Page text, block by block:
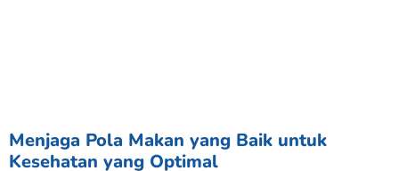
Menjaga Pola Makan yang Baik untuk
Kesehatan yang Optimal